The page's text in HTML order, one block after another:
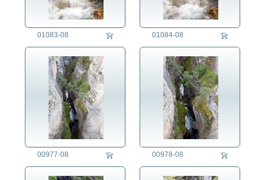
01083-08 01084-08
00977-08 00978-08